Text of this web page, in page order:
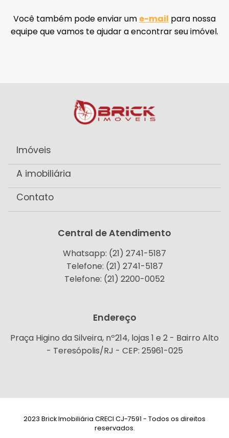
Você também pode enviar um e-mail para nossa
equipe que vamos te ajudar a encontrar seu imóvel.
Imóveis
A imobiliária
Contato
Central de Atendimento
Whatsapp: (21) 2741-5187
Telefone: (21) 2741-5187
Telefone: (21) 2200-0052
Endereço
Praça Higino da Silveira, nº214, lojas 1 e 2 - Bairro Alto
- Teresópolis/RJ - CEP: 25961-025
2023 Brick Imobiliária CRECI CJ-7591 - Todos os direitos
reservados.